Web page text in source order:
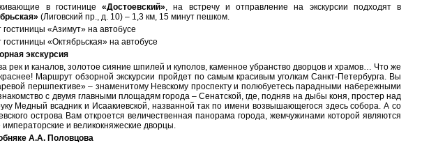
в гостинице«Достоевский», на встречу и отправление на экскурсии подходят в
(Лиговский пр., д. 10) – 1,3 км, 15 минут пешком.
«Азимут» на автобусе
«Октябрьская» на автобусе
экскурсия
рек и каналов, золотое сияние шпилей и куполов, каменное убранство дворцов и храмов… Что же
Маршрут обзорной экскурсии пройдет по самым красивым уголкам Санкт-Петербурга. Вы
першпективе» – знаменитому Невскому проспекту и полюбуетесь парадными набережными
с двумя главными площадям города – Сенатской, где, подняв на дыбы коня, простер над
Медный всадник и Исаакиевской, названной так по имени возвышающегося здесь собора. А со
острова Вам откроется величественная панорама города, жемчужинами которой являются
и великокняжеские дворцы.
А.А. Половцова